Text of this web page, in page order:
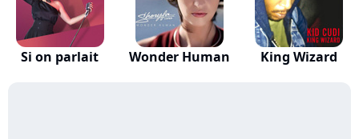
Si on parlait Wonder Human King Wizard